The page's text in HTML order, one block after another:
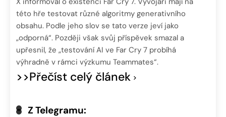
této hře testovat různé algoritmy generativního
obsahu. Podle jeho slov se tato verze jeví jako
„odporná“. Později však svůj příspěvek smazal a
upřesnil, že „testování AI ve Far Cry 7 probíhá
výhradně v rámci výzkumu Teammates“.
>>Přečíst celý článek
Z Telegramu: